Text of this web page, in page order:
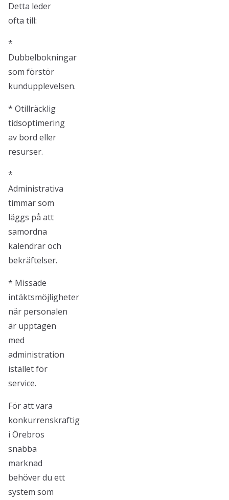
Detta leder
ofta till:
*
Dubbelbokningar
som förstör
kundupplevelsen.
* Otillräcklig
tidsoptimering
av bord eller
resurser.
*
Administrativa
timmar som
läggs på att
samordna
kalendrar och
bekräftelser.
* Missade
intäktsmöjligheter
när personalen
är upptagen
med
administration
istället för
service.
För att vara
konkurrenskraftig
i Örebros
snabba
marknad
behöver du ett
system som